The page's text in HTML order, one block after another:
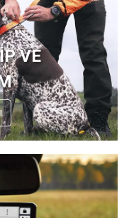
VE